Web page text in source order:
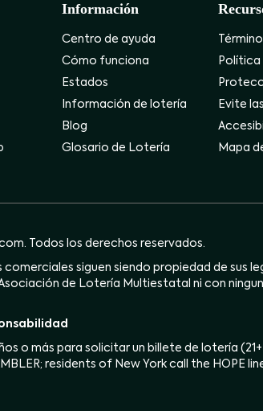
Información
Centro de ayuda
Cómo funciona
Estados
Información de lotería
Blog
Glosario de Lotería
Política
Evite
Mapa
Todos los derechos reservados.
comerciales siguen siendo propiedad de
de Lotería Multiestatal ni con
o más para solicitar un billete de lotería
residents of New York call the HOPE